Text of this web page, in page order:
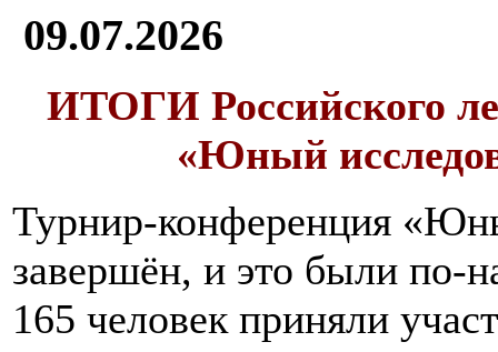
09.07.2026
ИТОГИ Российского
«Юный
Турнир-конференция
завершён, и это были по-
165 человек приняли